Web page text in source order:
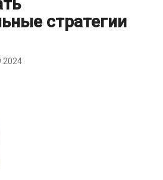
как защитить свой бизнес?
стратегии